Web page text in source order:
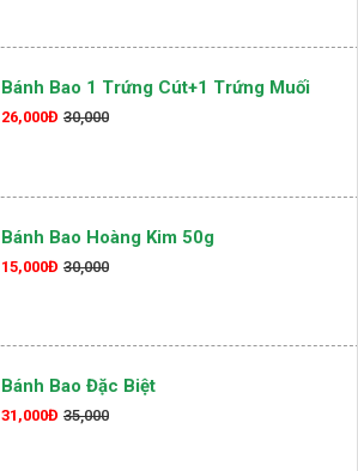
Bánh Bao 1 Trứng Cút+1 Trứng Muối
26,000Đ 30,000
Bánh Bao Hoàng Kim 50g
15,000Đ 30,000
Bánh Bao Đặc Biệt
31,000Đ 35,000